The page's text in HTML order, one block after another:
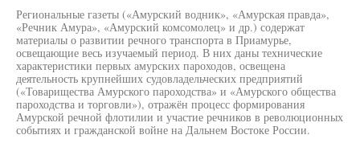
Региональные газеты («Амурский водник», «Амурская правда»,
«Речник Амура», «Амурский комсомолец» и др.) содержат
материалы о развитии речного транспорта в Приамурье,
освещающие весь изучаемый период. В них даны технические
характеристики первых амурских пароходов, освещена
деятельность крупнейших судовладельческих предприятий
(«Товарищества Амурского пароходства» и «Амурского общества
пароходства и торговли»), отражён процесс формирования
Амурской речной флотилии и участие речников в революционных
событиях и гражданской войне на Дальнем Востоке России.